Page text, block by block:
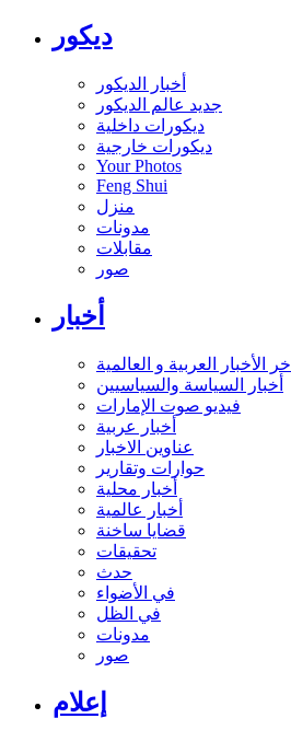
ديكور
أخبار الديكور
جديد عالم الديكور
ديكورات داخلية
ديكورات خارجية
Your Photos
Feng Shui
منزل
مدونات
مقابلات
صور
أخبار
أخر الأخبار العربية و العالمية
أخبار السياسة والسياسيين
فيديو صوت الإمارات
أخبار عربية
عناوين الاخبار
حوارات وتقارير
أخبار محلية
أخبار عالمية
قضايا ساخنة
تحقيقات
حدث
في الأضواء
في الظل
مدونات
صور
إعلام